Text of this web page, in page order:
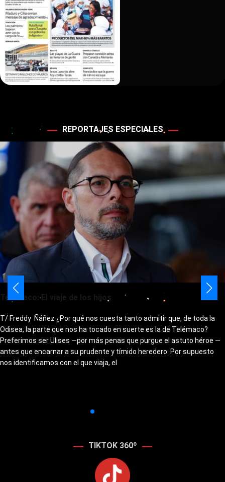
REPORTAJES ESPECIALES
Telémaco: El viaje de los hijos
T/ Freddy Ñáñez ¿Por qué nos cuesta tanto admitir que, de toda la
Odisea, la parte que nos ha tocado en suerte es la de Telémaco?
Preferimos ser Ulises —por más penas que purgue el astuto héroe —
antes que encarnar a su prudente y tímido heredero. Por supuesto
nos identificamos con el que viaja, el
TIKTOK 360º